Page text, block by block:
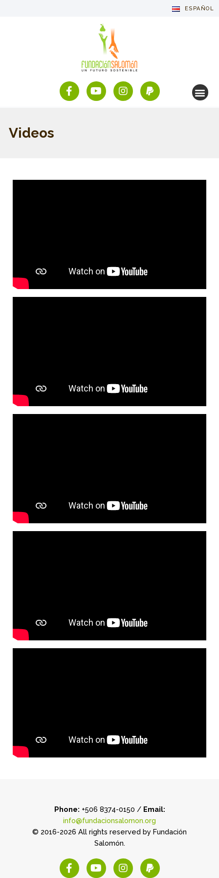
ESPAÑOL
Videos
Phone: +506 8374-0150 / Email:
info@fundacionsalomon.org
© 2016-2026 All rights reserved by Fundación
Salomón.